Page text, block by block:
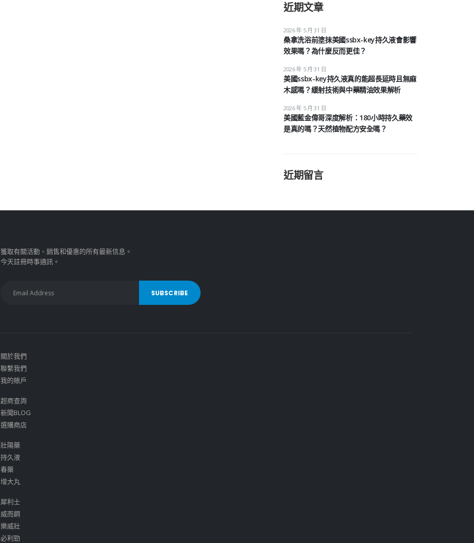
近期文章
桑拿洗浴前塗抹美國ssbx-key持久液會影響
效果嗎？為什麼反而更佳？
2026 年 5 月 31 日
美國ssbx-key持久液真的能超長延時且無麻
木感嗎？緩射技術與中藥精油效果解析
2026 年 5 月 31 日
美國藍金偉哥深度解析：180小時持久藥效
是真的嗎？天然植物配方安全嗎？
2026 年 5 月 31 日
近期留言
獲取有關活動、銷售和優惠的所有最新信息。
今天註冊時事通訊。
關於我們
聯繫我們
我的賬戶
超商查詢
新聞BLOG
選購商店
壯陽藥
持久液
春藥
增大丸
犀利士
威而鋼
樂威壯
必利勁